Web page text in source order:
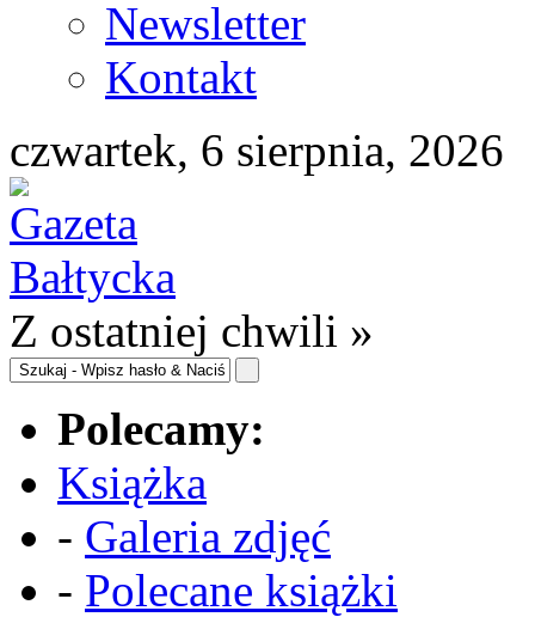
Newsletter
Kontakt
czwartek, 6 sierpnia, 2026
Z ostatniej chwili »
Polecamy:
Książka
- Galeria zdjęć
- Polecane książki